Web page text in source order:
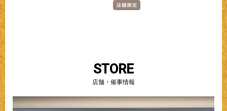
STORE
店舗・催事情報